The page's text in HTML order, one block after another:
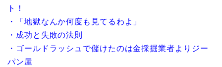
ト！
・「地獄なんか何度も見てるわよ」
・成功と失敗の法則
・ゴールドラッシュで儲けたのは金採掘業者よりジー
パン屋